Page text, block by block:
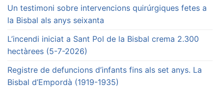
Un testimoni sobre intervencions quirúrgiques fetes a
la Bisbal als anys seixanta
L’incendi iniciat a Sant Pol de la Bisbal crema 2.300
hectàrees (5-7-2026)
Registre de defuncions d’infants fins als set anys. La
Bisbal d’Empordà (1919-1935)